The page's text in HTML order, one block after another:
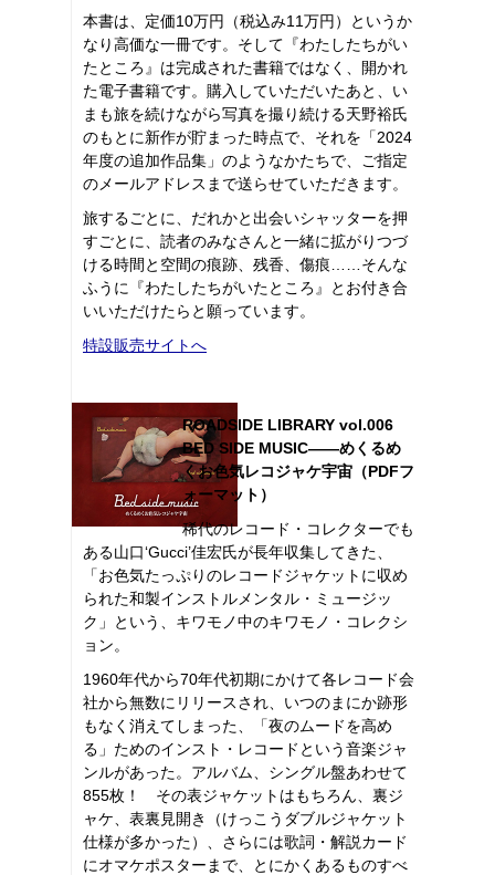
本書は、定価10万円（税込み11万円）というか
なり高価な一冊です。そして『わたしたちがい
たところ』は完成された書籍ではなく、開かれ
た電子書籍です。購入していただいたあと、い
まも旅を続けながら写真を撮り続ける天野裕氏
のもとに新作が貯まった時点で、それを「2024
年度の追加作品集」のようなかたちで、ご指定
のメールアドレスまで送らせていただきます。
旅するごとに、だれかと出会いシャッターを押
すごとに、読者のみなさんと一緒に拡がりつづ
ける時間と空間の痕跡、残香、傷痕……そんな
ふうに『わたしたちがいたところ』とお付き合
いいただけたらと願っています。
特設販売サイトへ
ROADSIDE LIBRARY vol.006
BED SIDE MUSIC――めくるめ
くお色気レコジャケ宇宙（PDFフ
ォーマット）
稀代のレコード・コレクターでも
ある山口‘Gucci’佳宏氏が長年収集してきた、
「お色気たっぷりのレコードジャケットに収め
られた和製インストルメンタル・ミュージッ
ク」という、キワモノ中のキワモノ・コレクシ
ョン。
1960年代から70年代初期にかけて各レコード会
社から無数にリリースされ、いつのまにか跡形
もなく消えてしまった、「夜のムードを高め
る」ためのインスト・レコードという音楽ジャ
ンルがあった。アルバム、シングル盤あわせて
855枚！ その表ジャケットはもちろん、裏ジ
ャケ、表裏見開き（けっこうダブルジャケット
仕様が多かった）、さらには歌詞・解説カード
にオマケポスターまで、とにかくあるものすべ